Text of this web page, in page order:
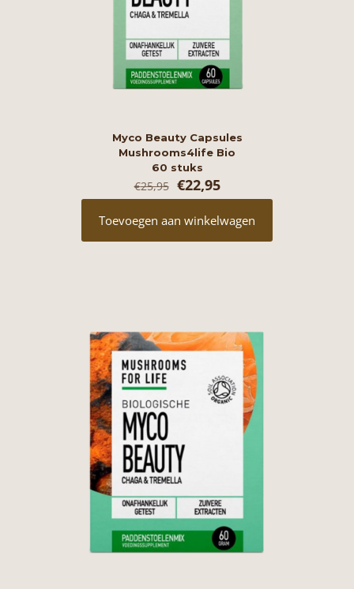
Myco Beauty Capsules
Mushrooms4life Bio
60 stuks
€25,95 Oorspronkelijke
prijs
was:
€25,95.
€22,95Huidige
prijs
is:
€22,95.
Toevoegen aan winkelwagen